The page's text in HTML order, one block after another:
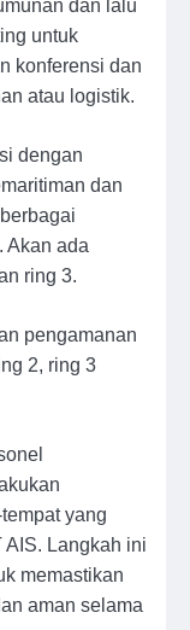
dan lalu
untuk
konferensi dan
atau logistik.
dengan
dan
Akan ada
ring 3.
pengamanan
2, ring 3
yang
Langkah ini
memastikan
aman selama